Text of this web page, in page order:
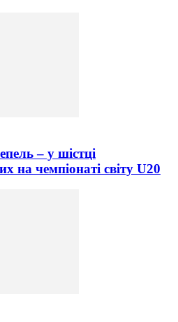
– у шістці
на чемпіонаті світу U20